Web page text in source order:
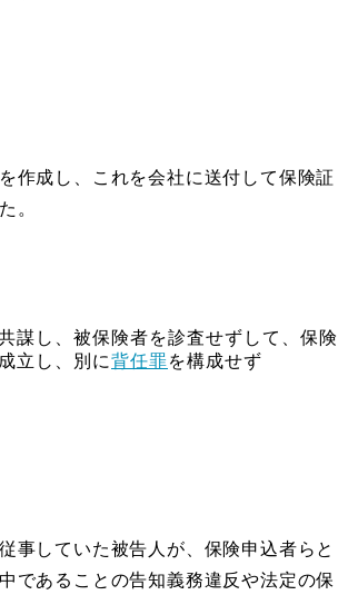
作成し、これを会社に送付して保険証
。
謀し、被保険者を診査せずして、保険
立し、別に背任罪を構成せず
事していた被告人が、保険申込者らと
であることの告知義務違反や法定の保